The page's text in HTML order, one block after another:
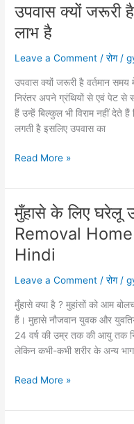
Earth
Without
Clothes
Benefits
hindi
कमी
होने
क्या
करें
?
उपवास क्यों जरूरी
लाभ है
Leave a Comment /रोग/
उपवास क्यों जरूरी है वर्तमान
निरंतर अपने ग्रंथियों से एवं पेट से
हैं उन्हें बिल्कुल भी विराम नहीं देते
लगती है इसलिए उपवास का
उपवास
जरूरी
है?
इसका
का
क्या
और
है
Read More »
मुँहासे के लिए घरेलू
Removal
Hindi
Leave a Comment /रोग/
मुँहासे क्या है ? मुहांसों को आम
हैं। मुहासे नौजवान युवक और
24 वर्ष की उम्र तक की आयु तक
लेकिन कभी-कभी शरीर के अन्य
मुँहासे
लिए
Read More »